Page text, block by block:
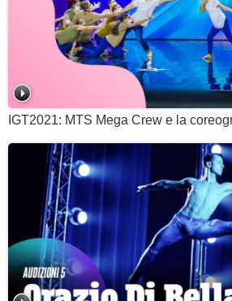
IGT2021: MTS Mega Crew e la